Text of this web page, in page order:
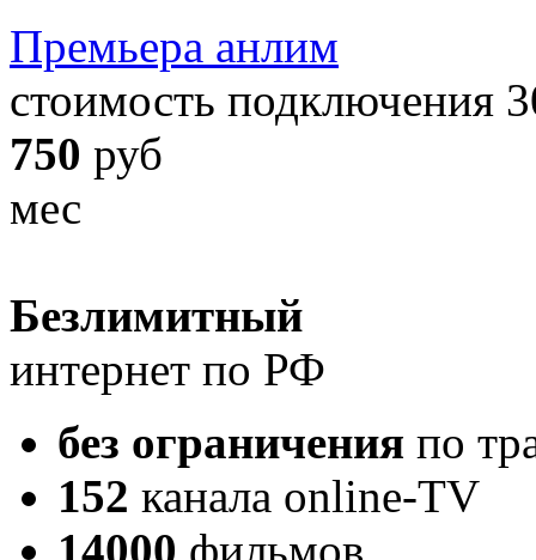
Премьера анлим
стоимость подключения
750 руб
мес
Безлимитный
интернет по РФ
без ограничения по
152 канала online-TV
14000 фильмов